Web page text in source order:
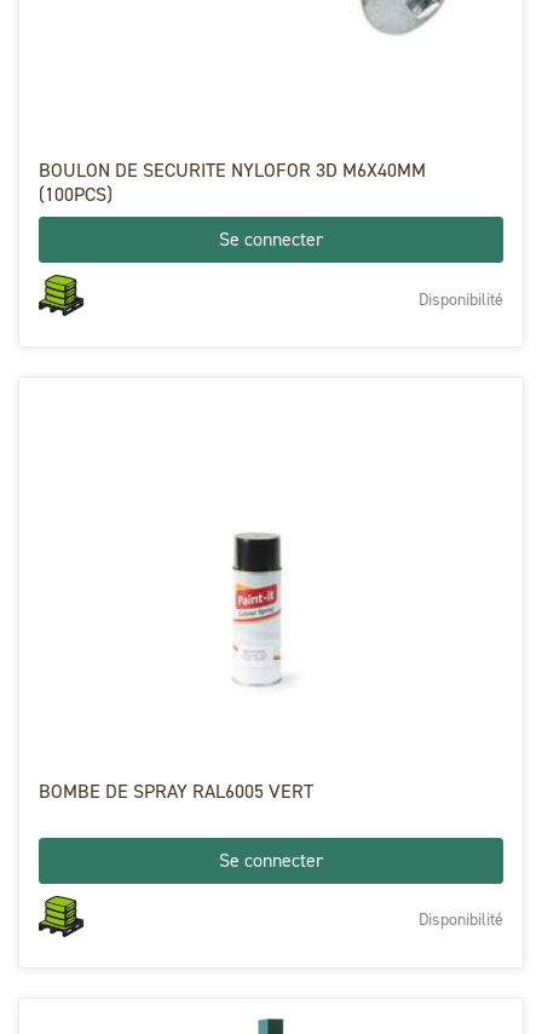
BOULON DE SECURITE NYLOFOR 3D M6X40MM
(100PCS)
Se connecter
Disponibilité
BOMBE DE SPRAY RAL6005 VERT
Se connecter
Disponibilité